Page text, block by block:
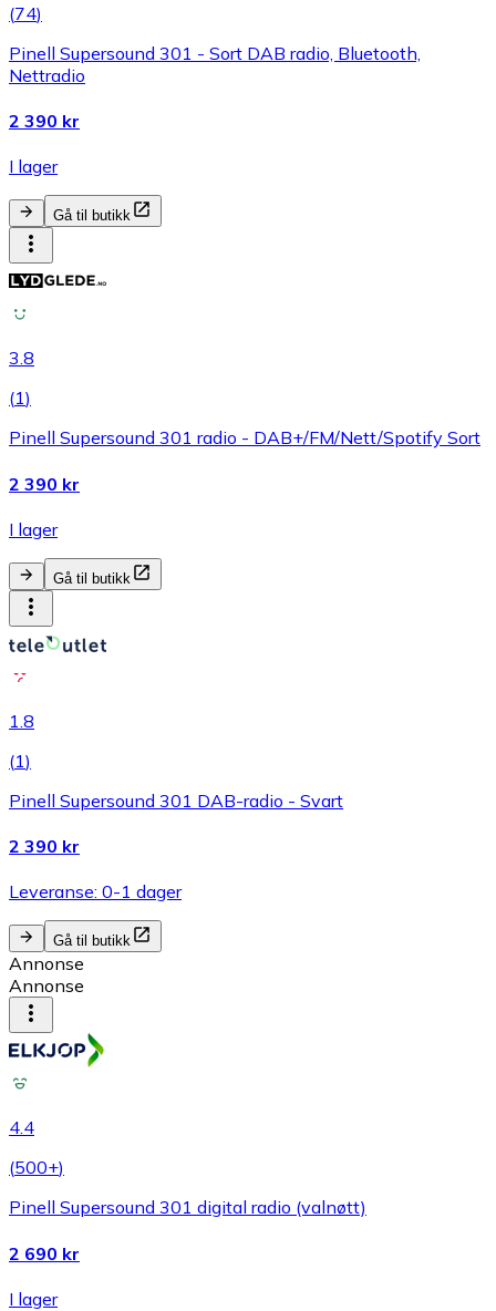
(74)
Pinell Supersound 301 - Sort DAB radio, Bluetooth,
Nettradio
2 390 kr
I lager
Gå til butikk
3.8
(1)
Pinell Supersound 301 radio - DAB+/FM/Nett/Spotify Sort
2 390 kr
I lager
Gå til butikk
1.8
(1)
Pinell Supersound 301 DAB-radio - Svart
2 390 kr
Leveranse: 0-1 dager
Gå til butikk
Annonse
Annonse
4.4
(500+)
Pinell Supersound 301 digital radio (valnøtt)
2 690 kr
I lager